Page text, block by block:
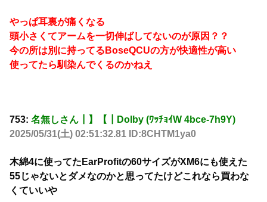
やっぱ耳裏が痛くなる
頭小さくてアームを一切伸ばしてないのが原因？？
今の所は別に持ってるBoseQCUの方が快適性が高い
使ってたら馴染んでくるのかねえ
753: 名無しさん┃】【┃Dolby (ﾜｯﾁｮｲW 4bce-7h9Y)
2025/05/31(土) 02:51:32.81 ID:8CHTM1ya0
木綿4に使ってたEarProfitの60サイズがXM6にも使えた
55じゃないとダメなのかと思ってたけどこれなら買わな
くていいや